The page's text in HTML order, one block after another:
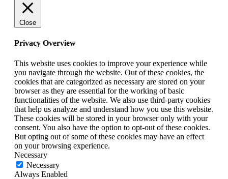
Close
Privacy Overview
This website uses cookies to improve your experience while
you navigate through the website. Out of these cookies, the
cookies that are categorized as necessary are stored on your
browser as they are essential for the working of basic
functionalities of the website. We also use third-party cookies
that help us analyze and understand how you use this website.
These cookies will be stored in your browser only with your
consent. You also have the option to opt-out of these cookies.
But opting out of some of these cookies may have an effect
on your browsing experience.
Necessary
Necessary
Always Enabled